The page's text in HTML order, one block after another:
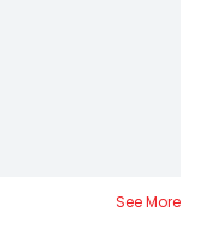
See More